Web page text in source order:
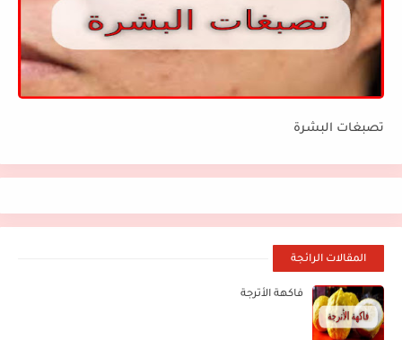
تصبغات البشرة
المقالات الرائجة
فاكهة الأترجة